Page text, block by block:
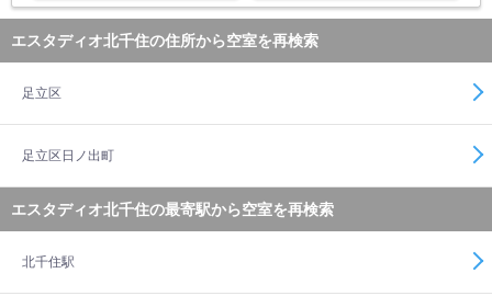
エスタディオ北千住の住所から空室を再検索
足立区
足立区日ノ出町
エスタディオ北千住の最寄駅から空室を再検索
北千住駅